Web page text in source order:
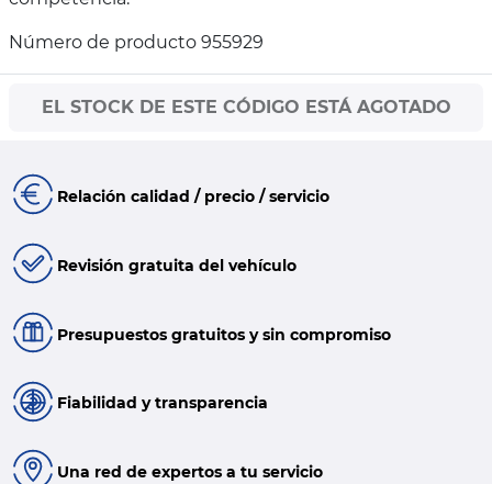
Número de producto 955929
EL STOCK DE ESTE CÓDIGO ESTÁ AGOTADO
Relación calidad / precio / servicio
Revisión gratuita del vehículo
Presupuestos gratuitos y sin compromiso
Fiabilidad y transparencia
Una red de expertos a tu servicio